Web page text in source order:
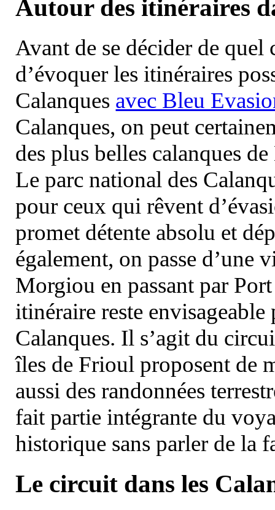
Autour des itinéraires
Avant de se décider de
d’évoquer les itinéraires
Calanques avec Bleu
Calanques, on peut
des plus belles calanques
Le parc national des
pour ceux qui rêvent
promet détente absolu et
également, on passe d’une
Morgiou en passant par
itinéraire reste
Calanques. Il s’agit du
îles de Frioul proposent de
aussi des randonnées
fait partie intégrante du
historique sans parler de la
Le circuit dans les